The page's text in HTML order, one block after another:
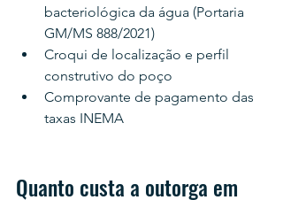
bacteriológica da água (Portaria
GM/MS 888/2021)
Croqui de localização e perfil
construtivo do poço
Comprovante de pagamento das
taxas INEMA
Quanto custa a outorga em